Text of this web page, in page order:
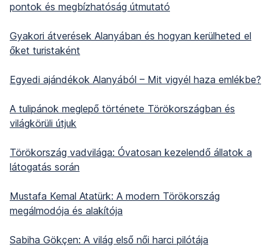
pontok és megbízhatóság útmutató
Gyakori átverések Alanyában és hogyan kerülheted el
őket turistaként
Egyedi ajándékok Alanyából – Mit vigyél haza emlékbe?
A tulipánok meglepő története Törökországban és
világkörüli útjuk
Törökország vadvilága: Óvatosan kezelendő állatok a
látogatás során
Mustafa Kemal Atatürk: A modern Törökország
megálmodója és alakítója
Sabiha Gökçen: A világ első női harci pilótája